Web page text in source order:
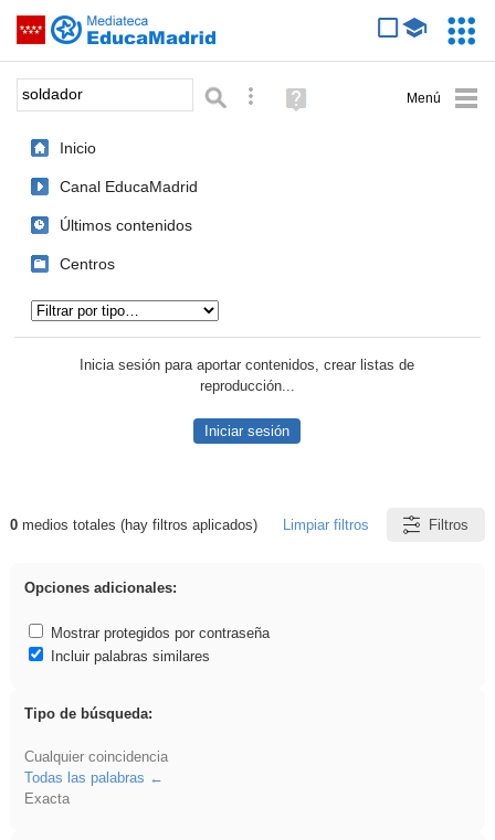
Saltar navegación
Palabra o frase: Búsqueda avanzada
Ayuda
(en
Inicio
Canal EducaMadrid
Últimos contenidos
Centros
Inicia sesión para aportar contenidos, crear listas de
reproducción...
Iniciar sesión
Resultados de: soldador
0medios totales (hay filtros aplicados) Limpiar filtros Filtros
Opciones adicionales:
Mostrar protegidos por contraseña
Incluir palabras similares
Tipo de búsqueda:
Cualquier coincidencia
Todas las palabras
Exacta